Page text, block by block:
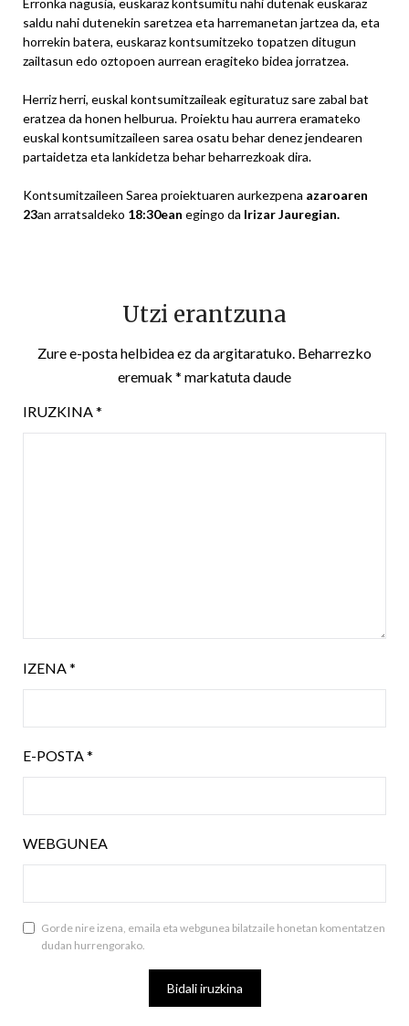
Erronka nagusia, euskaraz kontsumitu nahi dutenak euskaraz
saldu nahi dutenekin saretzea eta harremanetan jartzea da, eta
horrekin batera, euskaraz kontsumitzeko topatzen ditugun
zailtasun edo oztopoen aurrean eragiteko bidea jorratzea.
Herriz herri, euskal kontsumitzaileak egituratuz sare zabal bat
eratzea da honen helburua. Proiektu hau aurrera eramateko
euskal kontsumitzaileen sarea osatu behar denez jendearen
partaidetza eta lankidetza behar beharrezkoak dira.
Kontsumitzaileen Sarea proiektuaren aurkezpena azaroaren
23an arratsaldeko 18:30ean egingo da Irizar Jauregian.
Utzi erantzuna
Zure e-posta helbidea ez da argitaratuko. Beharrezko
eremuak * markatuta daude
IRUZKINA*
IZENA*
E-POSTA*
WEBGUNEA
Gorde nire izena, emaila eta webgunea bilatzaile honetan komentatzen
dudan hurrengorako.